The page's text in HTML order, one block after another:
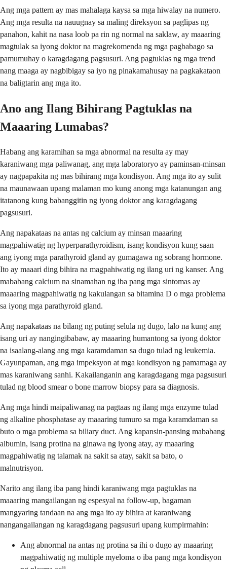
Ang mga pattern ay mas mahalaga kaysa sa mga hiwalay na numero.
Ang mga resulta na nauugnay sa maling direksyon sa paglipas ng
panahon, kahit na nasa loob pa rin ng normal na saklaw, ay maaaring
magtulak sa iyong doktor na magrekomenda ng mga pagbabago sa
pamumuhay o karagdagang pagsusuri. Ang pagtuklas ng mga trend
nang maaga ay nagbibigay sa iyo ng pinakamahusay na pagkakataon
na baligtarin ang mga ito.
Ano ang Ilang Bihirang Pagtuklas na
Maaaring Lumabas?
Habang ang karamihan sa mga abnormal na resulta ay may
karaniwang mga paliwanag, ang mga laboratoryo ay paminsan-minsan
ay nagpapakita ng mas bihirang mga kondisyon. Ang mga ito ay sulit
na maunawaan upang malaman mo kung anong mga katanungan ang
itatanong kung babanggitin ng iyong doktor ang karagdagang
pagsusuri.
Ang napakataas na antas ng calcium ay minsan maaaring
magpahiwatig ng hyperparathyroidism, isang kondisyon kung saan
ang iyong mga parathyroid gland ay gumagawa ng sobrang hormone.
Ito ay maaari ding bihira na magpahiwatig ng ilang uri ng kanser. Ang
mababang calcium na sinamahan ng iba pang mga sintomas ay
maaaring magpahiwatig ng kakulangan sa bitamina D o mga problema
sa iyong mga parathyroid gland.
Ang napakataas na bilang ng puting selula ng dugo, lalo na kung ang
isang uri ay nangingibabaw, ay maaaring humantong sa iyong doktor
na isaalang-alang ang mga karamdaman sa dugo tulad ng leukemia.
Gayunpaman, ang mga impeksyon at mga kondisyon ng pamamaga ay
mas karaniwang sanhi. Kakailanganin ang karagdagang mga pagsusuri
tulad ng blood smear o bone marrow biopsy para sa diagnosis.
Ang mga hindi maipaliwanag na pagtaas ng ilang mga enzyme tulad
ng alkaline phosphatase ay maaaring tumuro sa mga karamdaman sa
buto o mga problema sa biliary duct. Ang kapansin-pansing mababang
albumin, isang protina na ginawa ng iyong atay, ay maaaring
magpahiwatig ng talamak na sakit sa atay, sakit sa bato, o
malnutrisyon.
Narito ang ilang iba pang hindi karaniwang mga pagtuklas na
maaaring mangailangan ng espesyal na follow-up, bagaman
mangyaring tandaan na ang mga ito ay bihira at karaniwang
nangangailangan ng karagdagang pagsusuri upang kumpirmahin:
Ang abnormal na antas ng protina sa ihi o dugo ay maaaring
magpahiwatig ng multiple myeloma o iba pang mga kondisyon